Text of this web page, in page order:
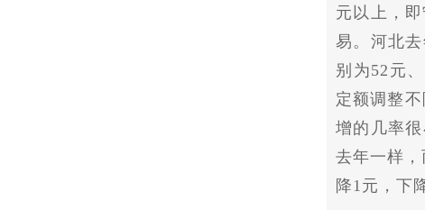
元以上，
易。河北
别为52元
定额调整
增的几率
去年一样
降1元，下